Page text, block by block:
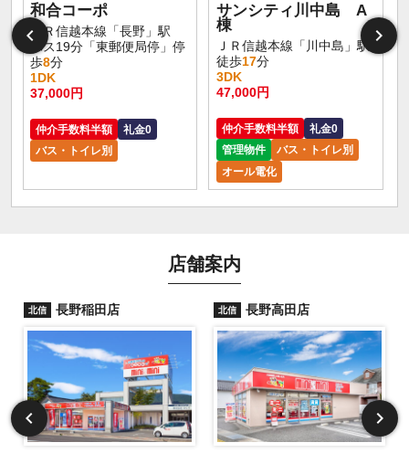
和合コーポ
ＪＲ信越本線「長野」駅
バス19分「東郵便局停」停
歩8分
1DK
37,000円
仲介手数料半額
礼金0
バス・トイレ別
サンシティ川中島 A
棟
ＪＲ信越本線「川中島」駅
徒歩17分
3DK
47,000円
仲介手数料半額
礼金0
管理物件
バス・トイレ別
オール電化
店舗案内
北信 長野稲田店 北信 長野高田店